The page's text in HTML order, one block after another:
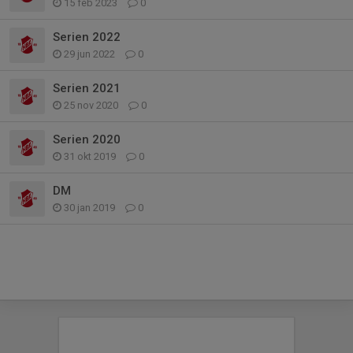
15 feb 2023 0
Serien 2022
29 jun 2022 0
Serien 2021
25 nov 2020 0
Serien 2020
31 okt 2019 0
DM
30 jan 2019 0